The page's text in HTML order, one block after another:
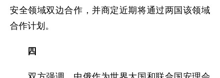
安全领域双边合作，并商定近期将通过两国该领域
合作计划。
四